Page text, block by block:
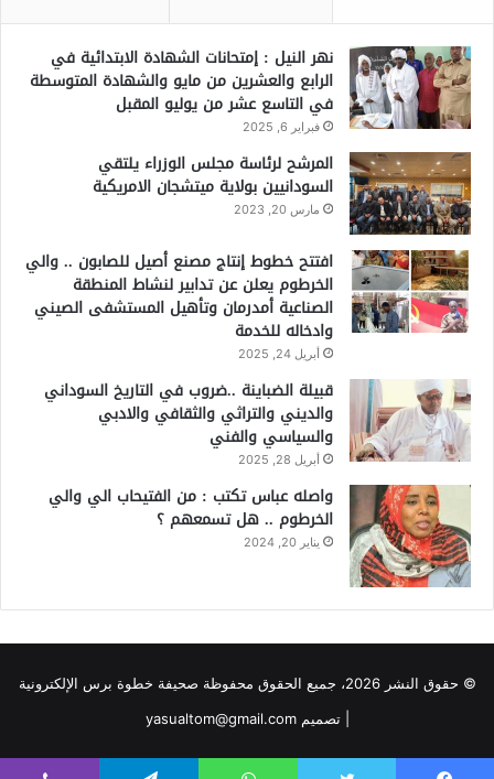
نهر النيل : إمتحانات الشهادة الابتدائية في
الرابع والعشرين من مايو والشهادة المتوسطة
في التاسع عشر من يوليو المقبل
فبراير 6, 2025
المرشح لرئاسة مجلس الوزراء يلتقي
السودانيين بولاية ميتشجان الامريكية
مارس 20, 2023
افتتح خطوط إنتاج مصنع أصيل للصابون .. والي
الخرطوم يعلن عن تدابير لنشاط المنطقة
الصناعية أمدرمان وتأهيل المستشفى الصيني
وادخاله للخدمة
أبريل 24, 2025
قبيلة الضباينة ..ضروب في التاريخ السوداني
والديني والتراثي والثقافي والادبي
والسياسي والفني
أبريل 28, 2025
واصله عباس تكتب : من الفتيحاب الي والي
الخرطوم .. هل تسمعهم ؟
يناير 20, 2024
© حقوق النشر 2026، جميع الحقوق محفوظة صحيفة خطوة برس الإلكترونية
| تصميم yasualtom@gmail.com